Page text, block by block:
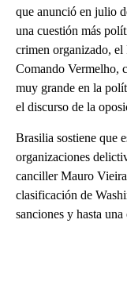
que anunció en julio
una cuestión más
crimen organizado,
Comando Vermelho,
muy grande en la
el discurso de la
Brasilia sostiene que
organizaciones
canciller Mauro
clasificación de
sanciones y hasta